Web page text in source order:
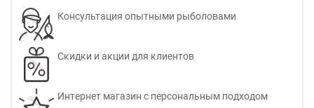
Консультация опытными рыболовами
Скидки и акции для клиентов
Интернет магазин с персональным подходом